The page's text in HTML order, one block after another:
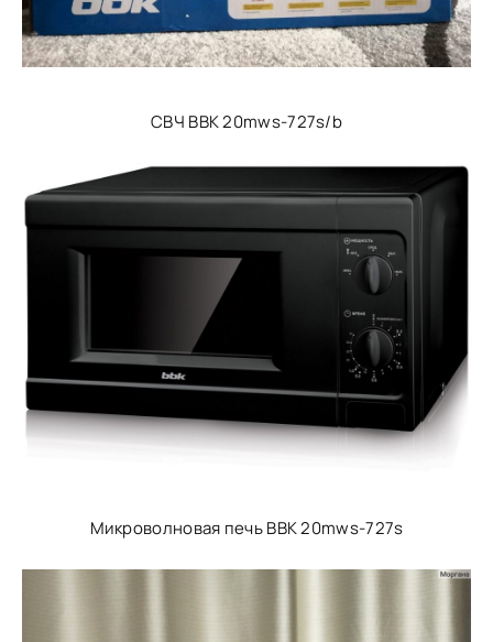
СВЧ BBK 20mws-727s/b
Микроволновая печь BBK 20mws-727s